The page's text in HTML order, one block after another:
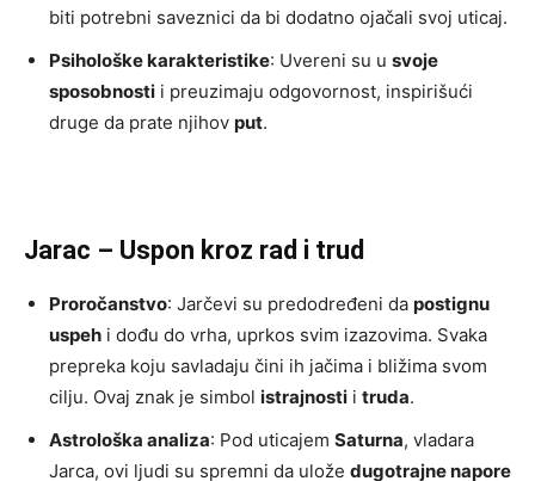
biti potrebni saveznici da bi dodatno ojačali svoj uticaj.
Psihološke karakteristike: Uvereni su u svoje
sposobnosti i preuzimaju odgovornost, inspirišući
druge da prate njihov put.
Jarac – Uspon kroz rad i trud
Proročanstvo: Jarčevi su predodređeni da postignu
uspeh i dođu do vrha, uprkos svim izazovima. Svaka
prepreka koju savladaju čini ih jačima i bližima svom
cilju. Ovaj znak je simbol istrajnosti i truda.
Astrološka analiza: Pod uticajem Saturna, vladara
Jarca, ovi ljudi su spremni da ulože dugotrajne napore